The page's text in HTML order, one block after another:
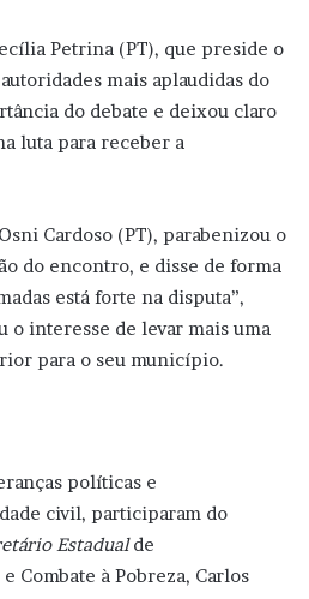
Petrina (PT), que preside o
mais aplaudidas do
do debate e deixou claro
luta para receber a
Cardoso (PT), parabenizou o
do encontro, e disse de forma
está forte na disputa”,
o interesse de levar mais uma
para o seu município.
políticas e
civil, participaram do
Estadualde
Combate à Pobreza, Carlos